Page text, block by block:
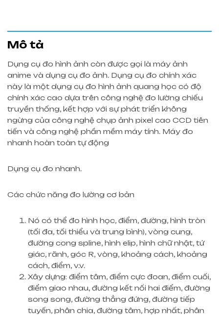
Mô tả
Dụng cụ đo hình ảnh còn được gọi là máy ảnh
anime và dụng cụ đo ảnh. Dụng cụ đo chính xác
này là một dụng cụ đo hình ảnh quang học có độ
chính xác cao dựa trên công nghệ đo lường chiếu
truyền thống, kết hợp với sự phát triển không
ngừng của công nghệ chụp ảnh pixel cao CCD tiên
tiến và công nghệ phần mềm máy tính. Máy đo
nhanh hoàn toàn tự động
Dụng cụ đo nhanh.
Các chức năng đo lường cơ bản
Nó có thể đo hình học, điểm, đường, hình tròn
(tối đa, tối thiểu và trung bình), vòng cung,
đường cong spline, hình elip, hình chữ nhật, tứ
giác, rãnh, góc R, vòng, khoảng cách, khoảng
cách, điểm, v.v.
Xây dựng: điểm tâm, điểm cực đoan, điểm cuối,
điểm giao nhau, đường kết nối hai điểm, đường
song song, đường thẳng đứng, đường tiếp
tuyến, phân chia, đường tâm, hợp nhất, phân